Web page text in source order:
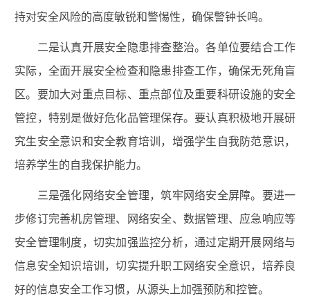
持对安全风险的高度敏锐和警惕性，确保警钟长鸣。
二是认真开展安全隐患排查整治。各单位要结合工作
实际，全面开展安全检查和隐患排查工作，确保无死角盲
区。要加大对重点目标、重点部位及重要科研设施的安全
管控，特别是做好危化品管理保存。要认真积极地开展研
究生安全意识和安全教育培训，增强学生自我防范意识，
培养学生的自我保护能力。
三是强化网络安全管理，筑牢网络安全屏障。要进一
步修订完善机房管理、网络安全、数据管理、应急响应等
安全管理制度，切实加强监控分析，通过定期开展网络与
信息安全知识培训，切实提升职工网络安全意识，培养良
好的信息安全工作习惯，从源头上加强预防和控管。